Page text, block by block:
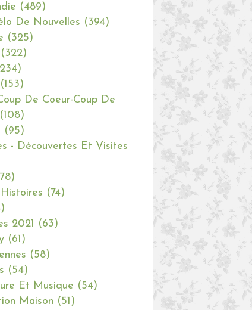
(489)
De Nouvelles (394)
(325)
(322)
(153)
De Coeur-Coup De
(108)
(95)
- Découvertes Et Visites
(74)
2021
(63)
(61)
(58)
(54)
Et Musique (54)
Maison (51)